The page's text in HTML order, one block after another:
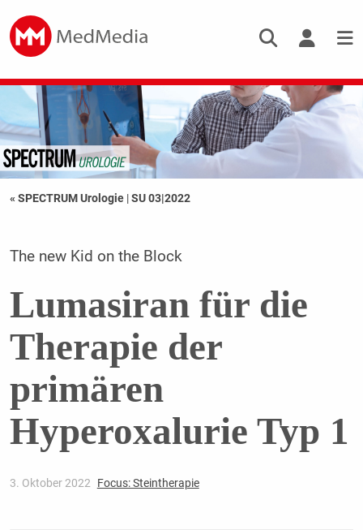
« SPECTRUM Urologie |SU 03|2022
The new Kid on the Block
Lumasiran für die
Therapie der
primären
Hyperoxalurie Typ 1
3. Oktober 2022 Focus: Steintherapie